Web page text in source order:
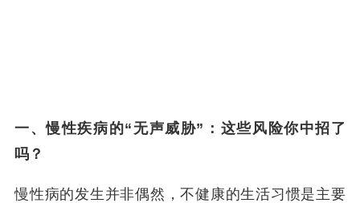
一、慢性疾病的“无声威胁”：这些风险你中招了
吗？
慢性病的发生并非偶然，不健康的生活习惯是主要